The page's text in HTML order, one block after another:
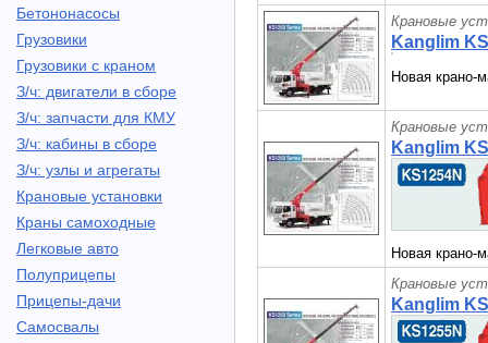
Бетононасосы
Грузовики
Грузовики с краном
З/ч: двигатели в сборе
З/ч: запчасти для КМУ
З/ч: кабины в сборе
З/ч: узлы и агрегаты
Крановые установки
Краны самоходные
Легковые авто
Полуприцепы
Прицепы-дачи
Самосвалы
Крановые
Kanglim
Новая крано-
Крановые
Kanglim
Новая крано-
Крановые
Kanglim